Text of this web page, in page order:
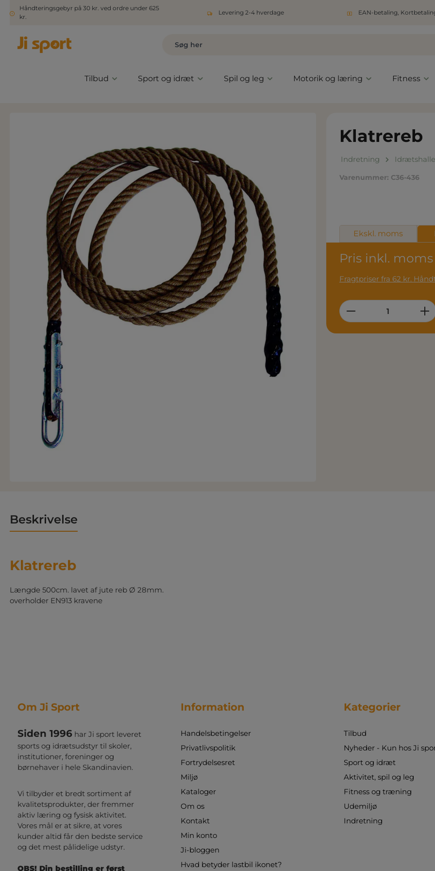
Håndteringsgebyr på 30 kr. ved ordre under 625
kr.
Levering 2-4 hverdage EAN-betaling,
Tilbud Sport og idræt Spil og leg Motorik og læring Fitness
Klatrereb
Indretning
Varenummer: C36-436
Pris inkl. moms
Ekskl. moms
Product
Beskrivelse
Klatrereb
Længde 500cm. lavet af jute reb Ø 28mm.
overholder EN913 kravene
Om Ji Sport
Siden 1996 har Ji sport leveret
sports og idrætsudstyr til skoler,
institutioner, foreninger og
børnehaver i hele Skandinavien.
Vi tilbyder et bredt sortiment af
kvalitetsprodukter, der fremmer
aktiv læring og fysisk aktivitet.
Vores mål er at sikre, at vores
kunder altid får den bedste service
og det mest pålidelige udstyr.
OBS! Din bestilling er først
Information
Handelsbetingelser
Privatlivspolitik
Fortrydelsesret
Miljø
Kataloger
Om os
Kontakt
Min konto
Ji-bloggen
Hvad betyder lastbil ikonet?
Kategorier
Tilbud
Nyheder - Kun hos Ji
Sport og idræt
Aktivitet, spil og leg
Fitness og træning
Udemiljø
Indretning